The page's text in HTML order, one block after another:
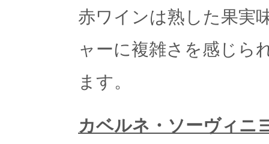
赤ワインは熟した果実
ャーに複雑さを感じら
ます。
カベルネ・ソーヴィニ